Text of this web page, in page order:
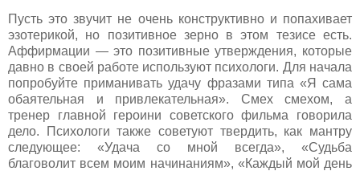
Пусть это звучит не очень конструктивно и попахивает
эзотерикой, но позитивное зерно в этом тезисе есть.
Аффирмации — это позитивные утверждения, которые
давно в своей работе используют психологи. Для начала
попробуйте приманивать удачу фразами типа «Я сама
обаятельная и привлекательная». Смех смехом, а
тренер главной героини советского фильма говорила
дело. Психологи также советуют твердить, как мантру
следующее: «Удача со мной всегда», «Судьба
благоволит всем моим начинаниям», «Каждый мой день